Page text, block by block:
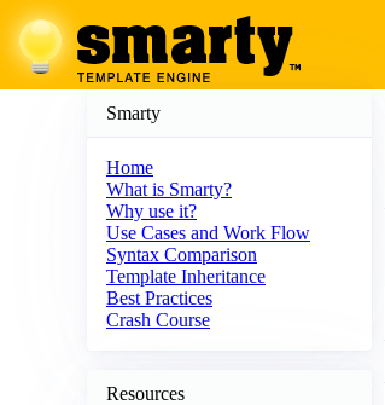
Smarty
Home
What is Smarty?
Why use it?
Use Cases and Work Flow
Syntax Comparison
Template Inheritance
Best Practices
Crash Course
Resources